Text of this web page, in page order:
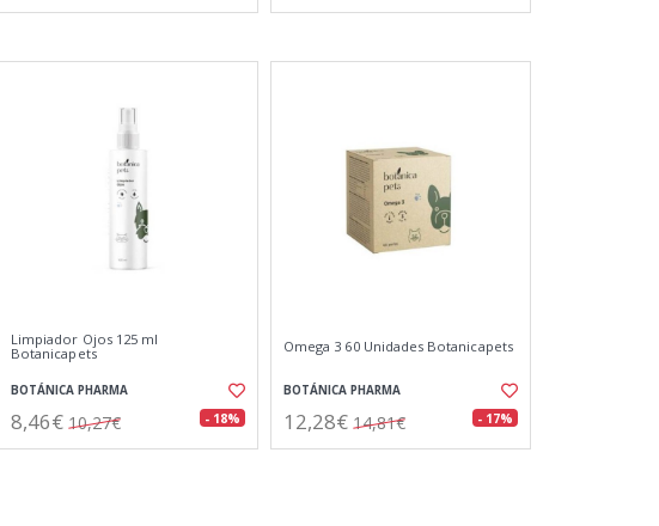
Limpiador Ojos 125 ml
Botanicapets
BOTÁNICA PHARMA
8,46€ 10,27€ - 18%
Omega 3 60 Unidades Botanicapets
BOTÁNICA PHARMA
12,28€ 14,81€ - 17%